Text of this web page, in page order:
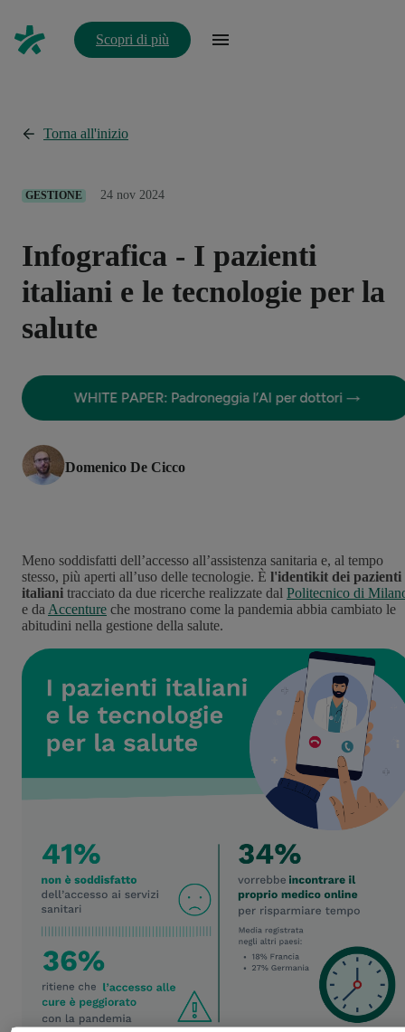
Scopri di più
Torna all'inizio
GESTIONE 24 nov 2024
Infografica - I pazienti
italiani e le tecnologie per la
salute
Domenico De Cicco
Meno soddisfatti dell’accesso all’assistenza sanitaria e, al tempo
stesso, più aperti all’uso delle tecnologie. È l'identikit dei pazienti
italiani tracciato da due ricerche realizzate dal Politecnico di
e da Accenture che mostrano come la pandemia abbia cambiato le
abitudini nella gestione della salute.